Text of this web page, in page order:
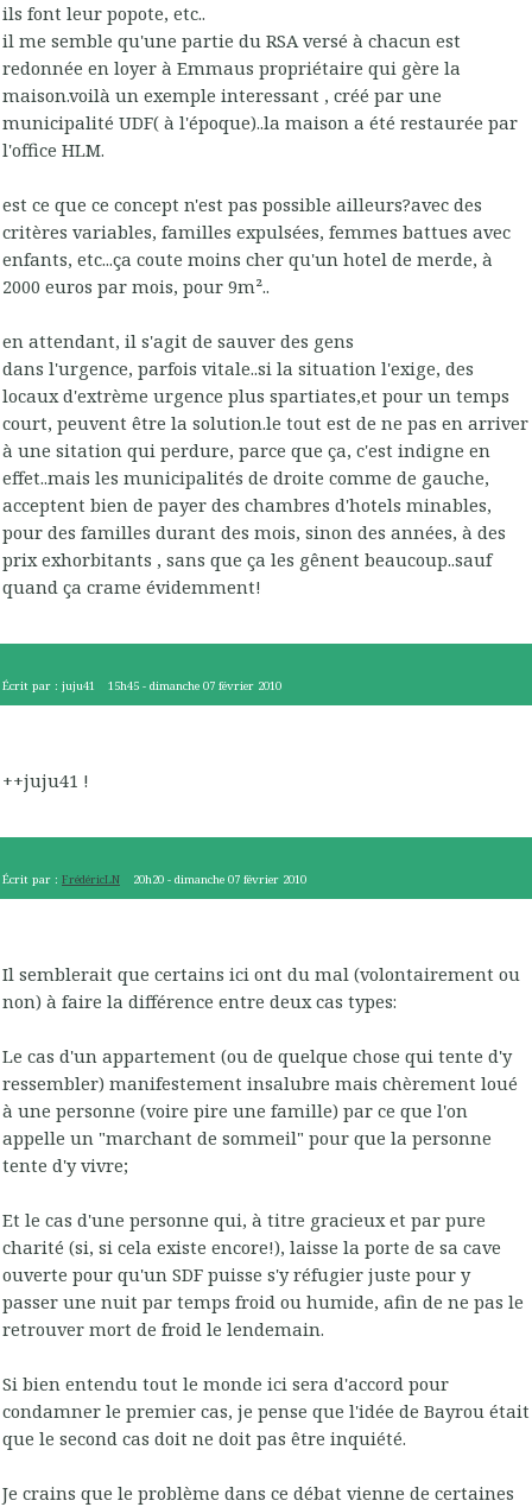
ils font leur popote, etc..
il me semble qu'une partie du RSA versé à chacun est
redonnée en loyer à Emmaus propriétaire qui gère la
maison.voilà un exemple interessant , créé par une
municipalité UDF( à l'époque)..la maison a été restaurée par
l'office HLM.
est ce que ce concept n'est pas possible ailleurs?avec des
critères variables, familles expulsées, femmes battues avec
enfants, etc...ça coute moins cher qu'un hotel de merde, à
2000 euros par mois, pour 9m²..
en attendant, il s'agit de sauver des gens
dans l'urgence, parfois vitale..si la situation l'exige, des
locaux d'extrème urgence plus spartiates,et pour un temps
court, peuvent être la solution.le tout est de ne pas en arriver
à une sitation qui perdure, parce que ça, c'est indigne en
effet..mais les municipalités de droite comme de gauche,
acceptent bien de payer des chambres d'hotels minables,
pour des familles durant des mois, sinon des années, à des
prix exhorbitants , sans que ça les gênent beaucoup..sauf
quand ça crame évidemment!
Écrit par : juju41 15h45 -dimanche 07 février 2010
++juju41 !
Écrit par : FrédéricLN 20h20 -dimanche 07 février 2010
Il semblerait que certains ici ont du mal (volontairement ou
non) à faire la différence entre deux cas types:
Le cas d'un appartement (ou de quelque chose qui tente d'y
ressembler) manifestement insalubre mais chèrement loué
à une personne (voire pire une famille) par ce que l'on
appelle un "marchant de sommeil" pour que la personne
tente d'y vivre;
Et le cas d'une personne qui, à titre gracieux et par pure
charité (si, si cela existe encore!), laisse la porte de sa cave
ouverte pour qu'un SDF puisse s'y réfugier juste pour y
passer une nuit par temps froid ou humide, afin de ne pas le
retrouver mort de froid le lendemain.
Si bien entendu tout le monde ici sera d'accord pour
condamner le premier cas, je pense que l'idée de Bayrou était
que le second cas doit ne doit pas être inquiété.
Je crains que le problème dans ce débat vienne de certaines